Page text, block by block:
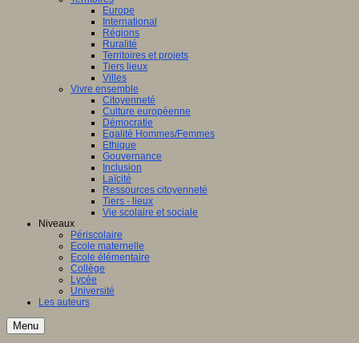
Europe
International
Régions
Ruralité
Territoires et projets
Tiers lieux
Villes
Vivre ensemble
Citoyenneté
Culture européenne
Démocratie
Egalité Hommes/Femmes
Ethique
Gouvernance
Inclusion
Laïcité
Ressources citoyenneté
Tiers - lieux
Vie scolaire et sociale
Niveaux
Périscolaire
Ecole maternelle
Ecole élémentaire
Collège
Lycée
Université
Les auteurs
Menu